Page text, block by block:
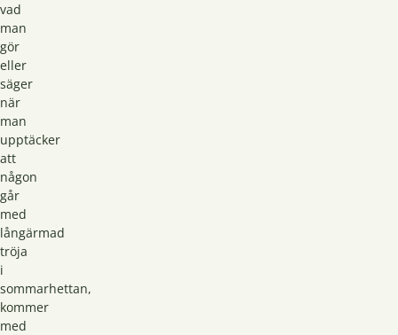
vad
man
gör
eller
säger
när
man
upptäcker
att
någon
går
med
långärmad
tröja
i
sommarhettan,
kommer
med